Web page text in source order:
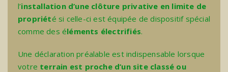
l’installation d’une clôture privative en limite de
propriété si celle-ci est équipée de dispositif spécial
comme des éléments électrifiés.
Une déclaration préalable est indispensable lorsque
votre terrain est proche d’un site classé ou